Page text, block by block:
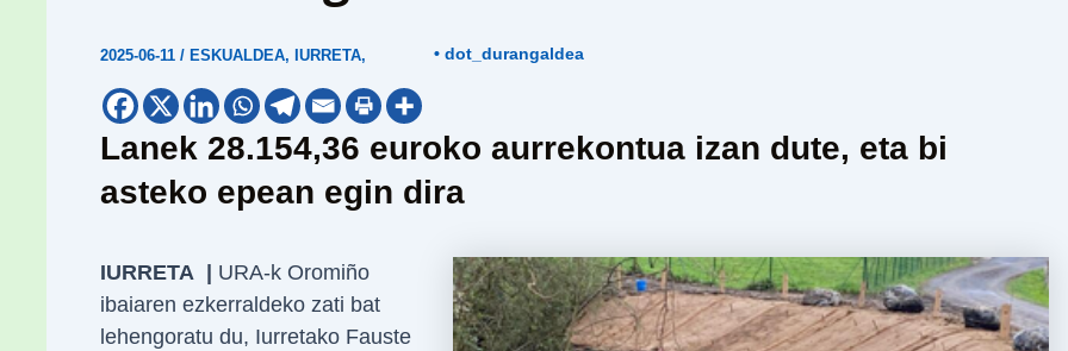
2025-06-11 / ESKUALDEA, IURRETA, • dot_durangaldea
Lanek 28.154,36 euroko aurrekontua izan dute, eta bi
asteko epean egin dira
IURRETA | URA-k Oromiño
ibaiaren ezkerraldeko zati bat
lehengoratu du, Iurretako Fauste